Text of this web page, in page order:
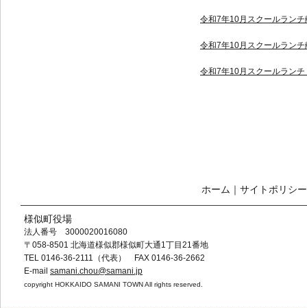
令和7年10月スクールラン
令和7年10月スクールラン
令和7年10月スクールラン
ホーム ｜ サイトポリシー
様似町役場
法人番号 3000020016080
〒058-8501 北海道様似郡様似町大通1丁目21番地
TEL 0146-36-2111（代表） FAX 0146-36-2662
E-mail samani.chou@samani.jp
copyright HOKKAIDO SAMANI TOWN All rights reserved.